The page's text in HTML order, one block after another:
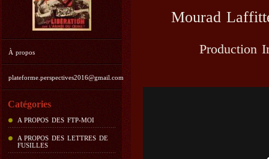
À propos
plateforme.perspectives2016@gmail.com
Catégories
A PROPOS DES FTP-MOI
A PROPOS DES LETTRES DE
FUSILLES
Mourad
Production